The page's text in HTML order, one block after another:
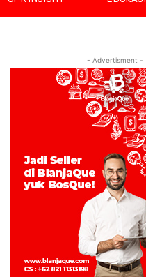
- Advertisment -